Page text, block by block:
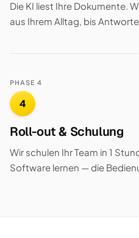
Die KI liest Ihre Dokumente.
aus Ihrem Alltag, bis
PHASE 4
4
Roll-out & Schulung
Wir schulen Ihr Team in 1
Software lernen — die